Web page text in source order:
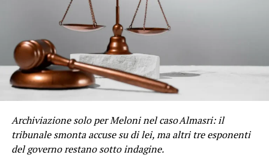
Archiviazione solo per Meloni nel caso Almasri: il
tribunale smonta accuse su di lei, ma altri tre esponenti
del governo restano sotto indagine.